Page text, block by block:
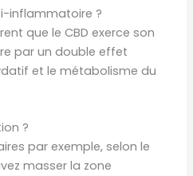
inflammatoire ?
que le CBD exerce son
par un double effet
et le métabolisme du
?
par exemple, selon le
masser la zone